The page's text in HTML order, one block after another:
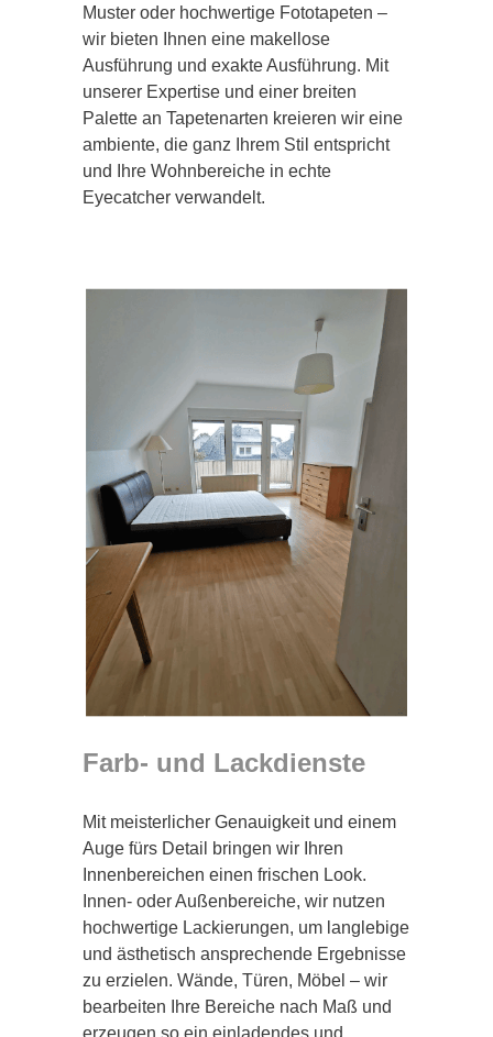
Muster oder hochwertige Fototapeten –
wir bieten Ihnen eine makellose
Ausführung und exakte Ausführung. Mit
unserer Expertise und einer breiten
Palette an Tapetenarten kreieren wir eine
ambiente, die ganz Ihrem Stil entspricht
und Ihre Wohnbereiche in echte
Eyecatcher verwandelt.
Farb- und Lackdienste
Mit meisterlicher Genauigkeit und einem
Auge fürs Detail bringen wir Ihren
Innenbereichen einen frischen Look.
Innen- oder Außenbereiche, wir nutzen
hochwertige Lackierungen, um langlebige
und ästhetisch ansprechende Ergebnisse
zu erzielen. Wände, Türen, Möbel – wir
bearbeiten Ihre Bereiche nach Maß und
erzeugen so ein einladendes und